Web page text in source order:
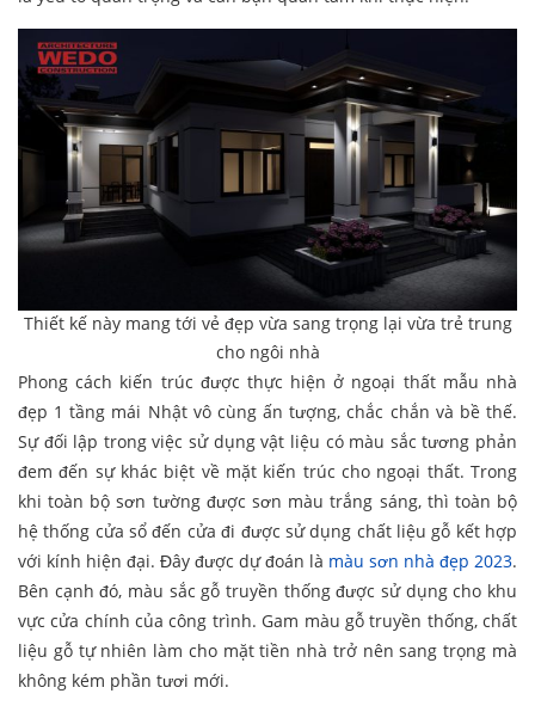
Thiết kế này mang tới vẻ đẹp vừa sang trọng lại vừa trẻ trung
cho ngôi nhà
Phong cách kiến trúc được thực hiện ở ngoại thất mẫu nhà
đẹp 1 tầng mái Nhật vô cùng ấn tượng, chắc chắn và bề thế.
Sự đối lập trong việc sử dụng vật liệu có màu sắc tương phản
đem đến sự khác biệt về mặt kiến trúc cho ngoại thất. Trong
khi toàn bộ sơn tường được sơn màu trắng sáng, thì toàn bộ
hệ thống cửa sổ đến cửa đi được sử dụng chất liệu gỗ kết hợp
với kính hiện đại. Đây được dự đoán là màu sơn nhà đẹp 2023.
Bên cạnh đó, màu sắc gỗ truyền thống được sử dụng cho khu
vực cửa chính của công trình. Gam màu gỗ truyền thống, chất
liệu gỗ tự nhiên làm cho mặt tiền nhà trở nên sang trọng mà
không kém phần tươi mới.